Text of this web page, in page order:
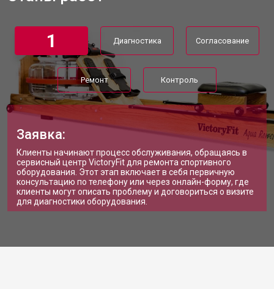
1 Диагностика Согласование
Ремонт Контроль
Заявка:
Клиенты начинают процесс обслуживания, обращаясь в
сервисный центр VictoryFit для ремонта спортивного
оборудования. Этот этап включает в себя первичную
консультацию по телефону или через онлайн-форму, где
клиенты могут описать проблему и договориться о визите
для диагностики оборудования.